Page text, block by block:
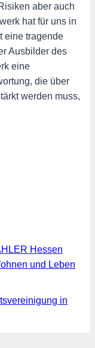
aber auch
hat für uns in
eine tragende
Ausbilder des
eine
die über
werden muss,
Hessen
und Leben
in